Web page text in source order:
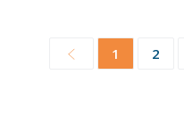
1 2